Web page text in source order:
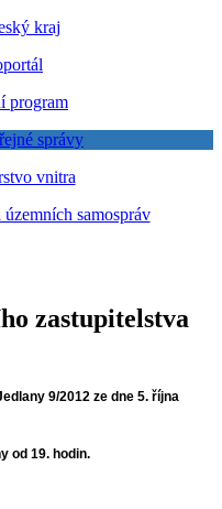
zastupitelstva
9/2012 ze dne 5. října
od 19. hodin.